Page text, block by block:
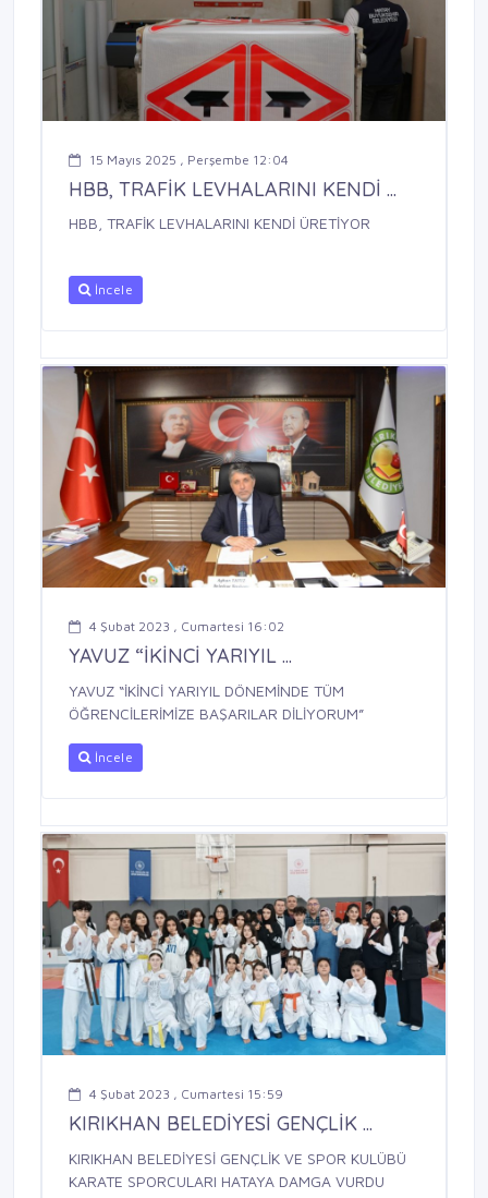
15 Mayıs 2025 , Perşembe 12:04
HBB, TRAFİK LEVHALARINI KENDİ ...
HBB, TRAFİK LEVHALARINI KENDİ ÜRETİYOR
İncele
4 Şubat 2023 , Cumartesi 16:02
YAVUZ “İKİNCİ YARIYIL ...
YAVUZ “İKİNCİ YARIYIL DÖNEMİNDE TÜM
ÖĞRENCİLERİMİZE BAŞARILAR DİLİYORUM”
İncele
4 Şubat 2023 , Cumartesi 15:59
KIRIKHAN BELEDİYESİ GENÇLİK ...
KIRIKHAN BELEDİYESİ GENÇLİK VE SPOR KULÜBÜ
KARATE SPORCULARI HATAYA DAMGA VURDU